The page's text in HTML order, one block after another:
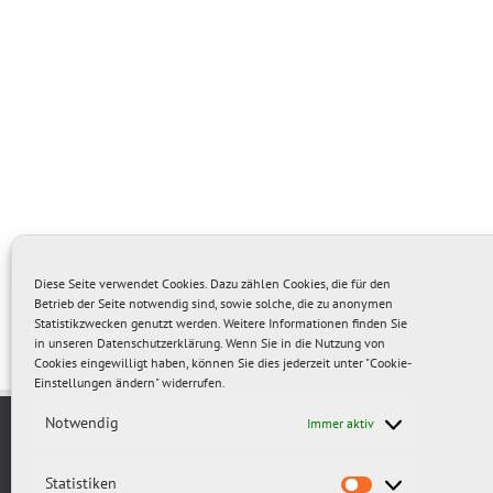
Diese Seite verwendet Cookies. Dazu zählen Cookies, die für den
Betrieb der Seite notwendig sind, sowie solche, die zu anonymen
Statistikzwecken genutzt werden. Weitere Informationen finden Sie
in unseren Datenschutzerklärung. Wenn Sie in die Nutzung von
Cookies eingewilligt haben, können Sie dies jederzeit unter "Cookie-
Einstellungen ändern" widerrufen.
Notwendig Immer aktiv
Statistiken